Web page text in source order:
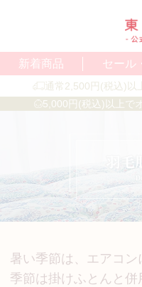
新着商品 セール
通常2,500円(税込)以
5,000円(税込)以上で
暑い季節は、エアコ
季節は掛けふとんと併